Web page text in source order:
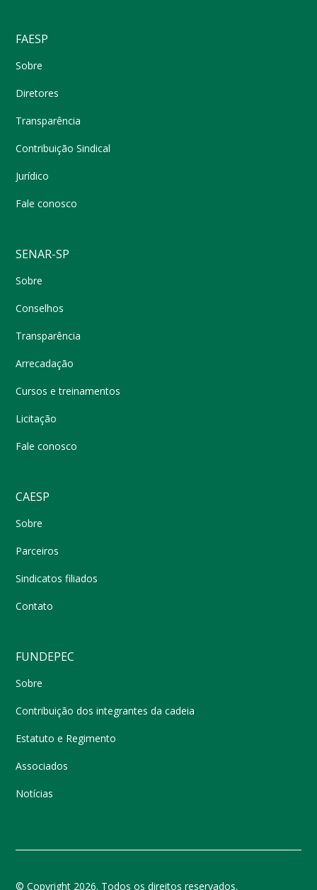
FAESP
Sobre
Diretores
Transparência
Contribuição Sindical
Jurídico
Fale conosco
SENAR-SP
Sobre
Conselhos
Transparência
Arrecadação
Cursos e treinamentos
Licitação
Fale conosco
CAESP
Sobre
Parceiros
Sindicatos filiados
Contato
FUNDEPEC
Sobre
Contribuição dos integrantes da cadeia
Estatuto e Regimento
Associados
Notícias
© Copyright 2026. Todos os direitos reservados.